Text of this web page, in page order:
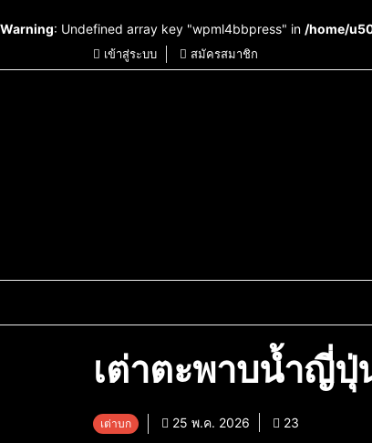
Warning: Undefined array key "wpml4bbpress" in /home/
เข้าสู่ระบบ สมัครสมาชิก
เต่าตะพาบน้ำญี่ปุ่
เต่าบก 25 พ.ค. 2026 23